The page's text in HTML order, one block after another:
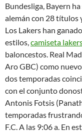
Bundesliga, Bayern
alemán con 28 títulos
Los Lakers han
estilos, camiseta
baloncestos. Real
Aro GBC) como
dos temporadas
con el conjunto
Antonis Fotsis
temporadas
F.C. A las 9:06 a. En